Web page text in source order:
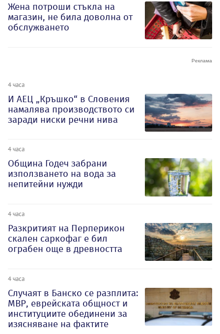
Жена потроши стъкла на
магазин, не била доволна от
обслужването
4 часа
И АЕЦ „Кръшко“ в Словения
намалява производството си
заради ниски речни нива
4 часа
Община Годеч забрани
използването на вода за
непитейни нужди
4 часа
Разкритият на Перперикон
скален саркофаг е бил
ограбен още в древността
4 часа
Случаят в Банско се разплита:
МВР, еврейската общност и
институциите обединени за
изясняване на фактите